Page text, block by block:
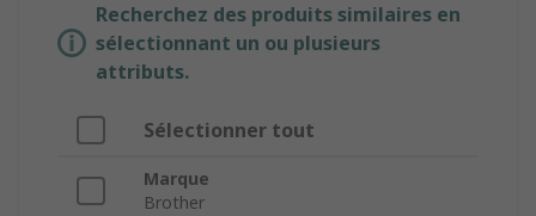
Recherchez des produits similaires en
sélectionnant un ou plusieurs
attributs.
Sélectionner tout
Marque
Brother